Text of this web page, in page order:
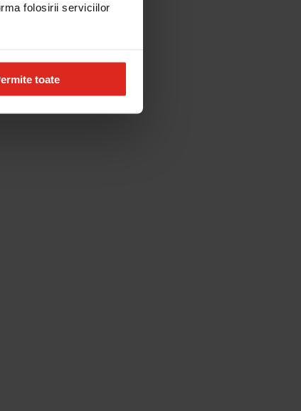
folosirii serviciilor
toate